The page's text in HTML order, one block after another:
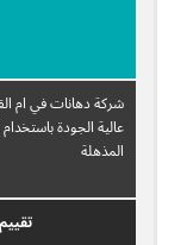
عالية الجودة
المذهلة